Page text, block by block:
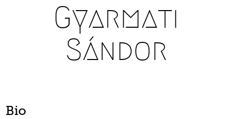
Gyarmati
Sándor
Bio